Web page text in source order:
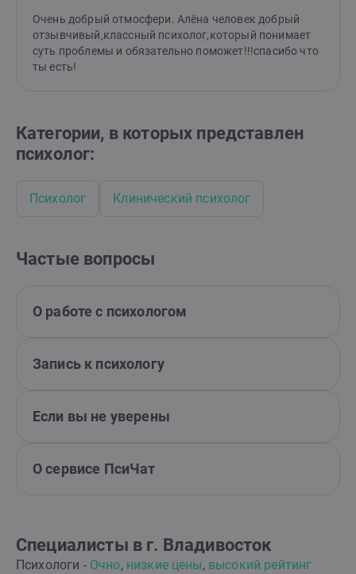
Очень добрый отмосфери. Алёна человек добрый
отзывчивый,классный психолог,который понимает
суть проблемы и обязательно поможет!!!спасибо что
ты есть!
Категории, в которых представлен
психолог:
Психолог Клинический психолог
Частые вопросы
О работе с психологом
Запись к психологу
Если вы не уверены
О сервисе ПсиЧат
Специалисты в г. Владивосток
Психологи - Очно, низкие цены, высокий рейтинг